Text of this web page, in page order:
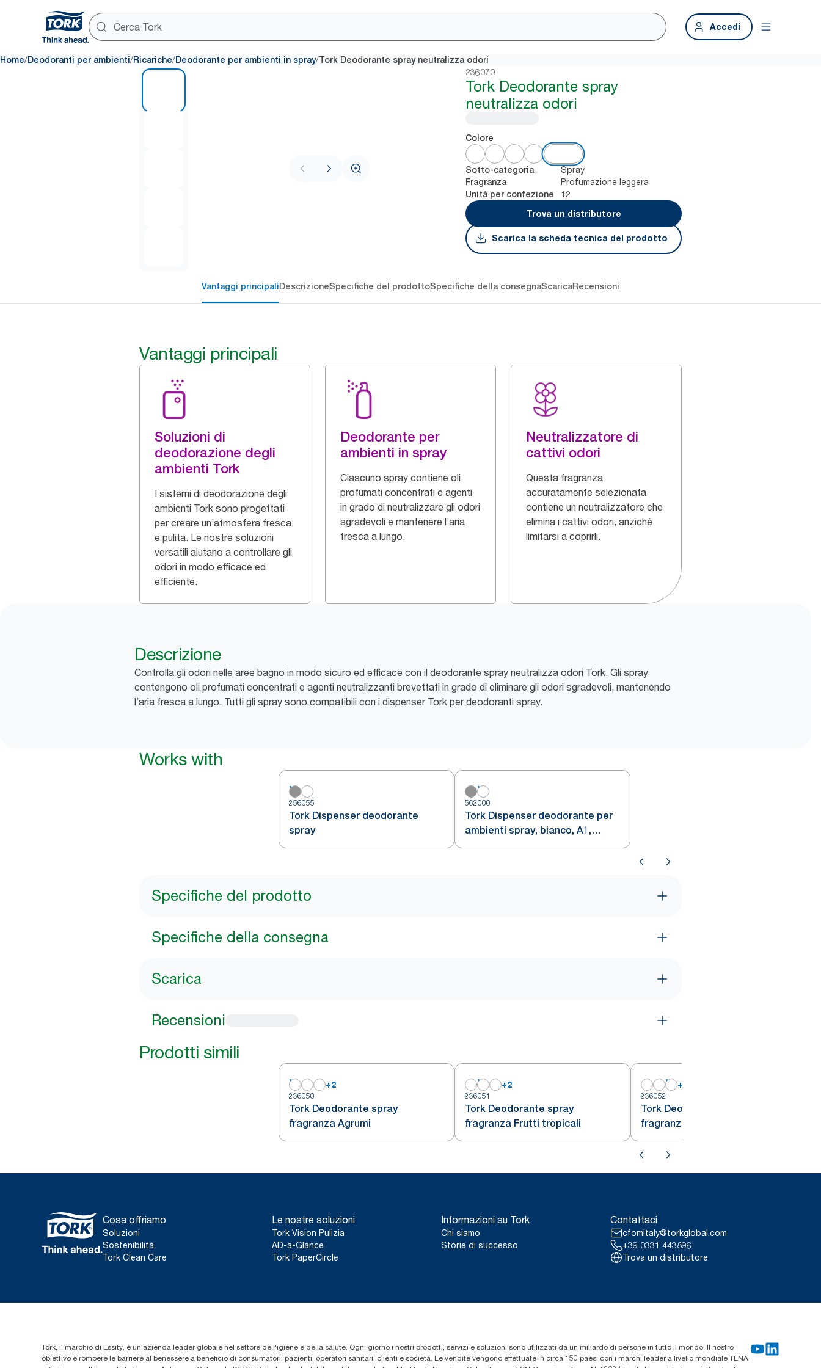
Accedi
Home/Deodoranti per ambienti/Ricariche/Deodorante per ambienti in spray/Tork Deodorante spray neutralizza odori
236070
Tork Deodorante spray
neutralizza odori
Colore
Sotto-categoria Spray
Fragranza Profumazione leggera
Unità per confezione
12
Trova un distributore
Scarica la scheda tecnica del prodotto
Vantaggi principaliDescrizioneSpecifiche del prodottoSpecifiche della consegnaScaricaRecensioni
Vantaggi principali
Soluzioni di
deodorazione degli
ambienti Tork
I sistemi di deodorazione degli
ambienti Tork sono progettati
per creare un’atmosfera fresca
e pulita. Le nostre soluzioni
versatili aiutano a controllare gli
odori in modo efficace ed
efficiente.
Deodorante per
ambienti in spray
Ciascuno spray contiene oli
profumati concentrati e agenti
in grado di neutralizzare gli odori
sgradevoli e mantenere l’aria
fresca a lungo.
Neutralizzatore di
cattivi odori
Questa fragranza
accuratamente selezionata
contiene un neutralizzatore che
elimina i cattivi odori, anziché
limitarsi a coprirli.
Descrizione
Controlla gli odori nelle aree bagno in modo sicuro ed efficace con il deodorante spray neutralizza odori Tork. Gli spray
contengono oli profumati concentrati e agenti neutralizzanti brevettati in grado di eliminare gli odori sgradevoli, mantenendo
l’aria fresca a lungo. Tutti gli spray sono compatibili con i dispenser Tork per deodoranti spray.
Works with
256055
Tork Dispenser deodorante
spray
562000
Tork Dispenser deodorante per
ambienti spray, bianco, A1,
ricarica rapida, linea Elevation,
Specifiche del prodotto
Specifiche della consegna
Scarica
Recensioni
Prodotti simili
+2
236050
Tork Deodorante spray
fragranza Agrumi
+2
236051
Tork Deodorante spray
fragranza Frutti tropicali
+
236052
Tork Deodorante spray
fragranza Floreale
Cosa offriamo
Soluzioni
Sostenibilità
Tork Clean Care
Le nostre soluzioni
Tork Vision Pulizia
AD-a-Glance
Tork PaperCircle
Informazioni su Tork
Chi siamo
Storie di successo
Contattaci
cfomitaly@torkglobal.com
+39 0331 443896
Trova un distributore
Tork, il marchio di Essity, è un'azienda leader globale nel settore dell'igiene e della salute. Ogni giorno i nostri prodotti, servizi e soluzioni sono utilizzati da un miliardo di persone in tutto il mondo. Il nostro
obiettivo è rompere le barriere al benessere a beneficio di consumatori, pazienti, operatori sanitari, clienti e società. Le vendite vengono effettuate in circa 150 paesi con i marchi leader a livello mondiale TENA